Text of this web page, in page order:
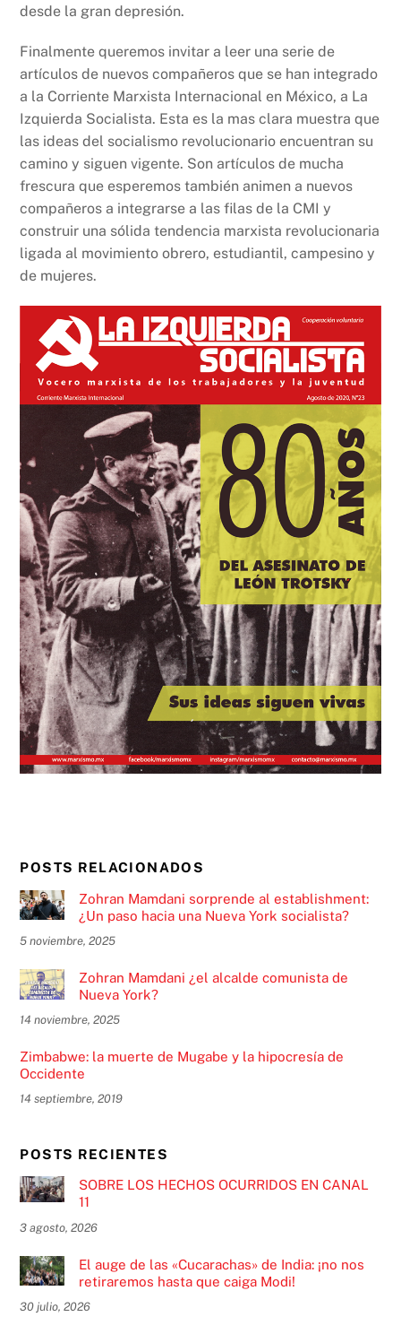
desde la gran depresión.
Finalmente queremos invitar a leer una serie de
artículos de nuevos compañeros que se han integrado
a la Corriente Marxista Internacional en México, a La
Izquierda Socialista. Esta es la mas clara muestra que
las ideas del socialismo revolucionario encuentran su
camino y siguen vigente. Son artículos de mucha
frescura que esperemos también animen a nuevos
compañeros a integrarse a las filas de la CMI y
construir una sólida tendencia marxista revolucionaria
ligada al movimiento obrero, estudiantil, campesino y
de mujeres.
POSTS RELACIONADOS
Zohran Mamdani sorprende al establishment:
¿Un paso hacia una Nueva York socialista?
5 noviembre, 2025
Zohran Mamdani ¿el alcalde comunista de
Nueva York?
14 noviembre, 2025
Zimbabwe: la muerte de Mugabe y la hipocresía de
Occidente
14 septiembre, 2019
POSTS RECIENTES
SOBRE LOS HECHOS OCURRIDOS EN CANAL
11
3 agosto, 2026
El auge de las «Cucarachas» de India: ¡no nos
retiraremos hasta que caiga Modi!
30 julio, 2026